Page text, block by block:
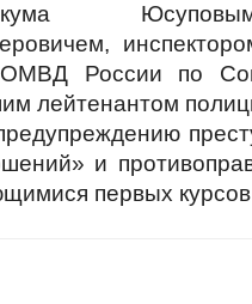
России по
лейтенантом
и
первых